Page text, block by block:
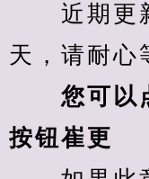
近期更新
天，请耐心
您可以
按钮崔更